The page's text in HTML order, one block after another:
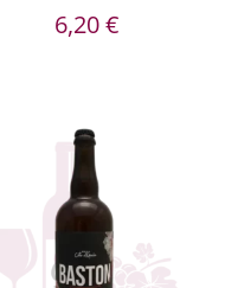
6,20€